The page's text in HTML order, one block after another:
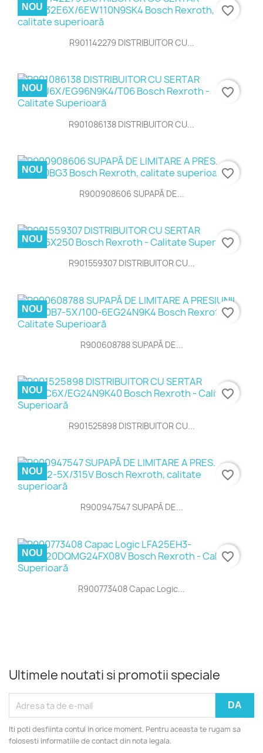
R901142279 DISTRIBUITOR CU...
NOU favorite_border
R901086138 DISTRIBUITOR CU...
NOU favorite_border
R900908606 SUPAPĂ DE...
NOU favorite_border
R901559307 DISTRIBUITOR CU...
NOU favorite_border
R900608788 SUPAPĂ DE...
NOU favorite_border
R901525898 DISTRIBUITOR CU...
NOU favorite_border
R900947547 SUPAPĂ DE...
NOU favorite_border
R900773408 Capac Logic...
NOU favorite_border
Ultimele noutati si promotii speciale
Iti poti desfiinta contul in orice moment. Pentru aceasta te rugam sa
folosesti informatiile de contact din nota legala.